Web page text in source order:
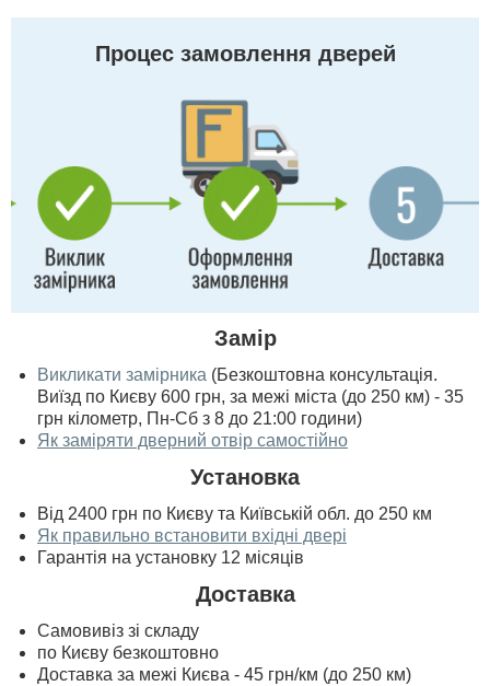
Процес замовлення дверей
Замір
Викликати замірника (Безкоштовна консультація.
Виїзд по Києву 600 грн, за межі міста (до 250 км) - 35
грн кілометр, Пн-Сб з 8 до 21:00 години)
Як заміряти дверний отвір самостійно
Установка
Від 2400 грн по Києву та Київській обл. до 250 км
Як правильно встановити вхідні двері
Гарантія на установку 12 місяців
Доставка
Самовивіз зі складу
по Києву безкоштовно
Доставка за межі Києва - 45 грн/км (до 250 км)